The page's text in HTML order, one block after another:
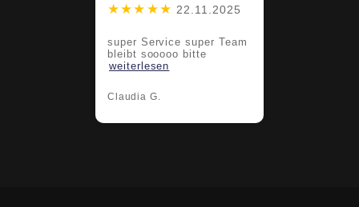
★★★★★ 22.11.2025
super Service super Team
bleibt sooooo bitte
weiterlesen
Claudia G.